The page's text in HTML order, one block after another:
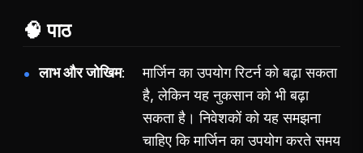
🧠 पाठ
लाभ और जोखिम
मार्जिन का उपयोग रिटर्न को बढ़ा सकता
है, लेकिन यह नुकसान को भी बढ़ा
सकता है। निवेशकों को यह समझना
चाहिए कि मार्जिन का उपयोग करते समय